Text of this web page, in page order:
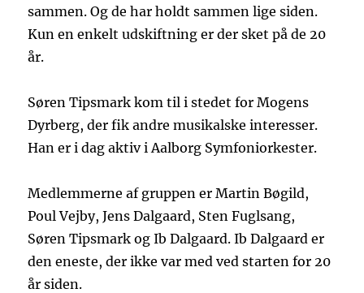
sammen. Og de har holdt sammen lige siden.
Kun en enkelt udskiftning er der sket på de 20
år.
Søren Tipsmark kom til i stedet for Mogens
Dyrberg, der fik andre musikalske interesser.
Han er i dag aktiv i Aalborg Symfoniorkester.
Medlemmerne af gruppen er Martin Bøgild,
Poul Vejby, Jens Dalgaard, Sten Fuglsang,
Søren Tipsmark og Ib Dalgaard. Ib Dalgaard er
den eneste, der ikke var med ved starten for 20
år siden.